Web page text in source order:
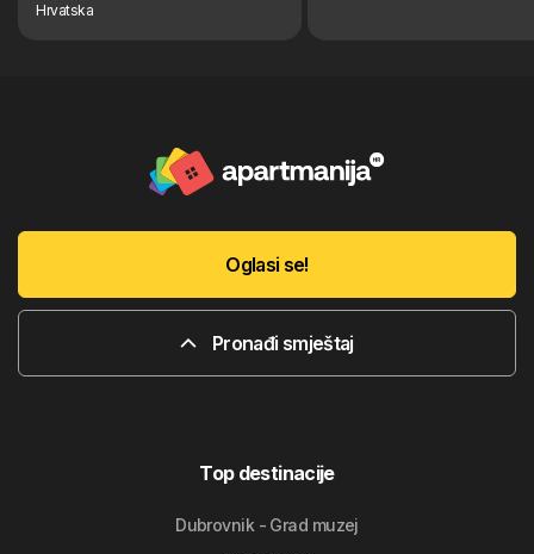
Hrvatska
Oglasi se!
Pronađi smještaj
Top destinacije
Dubrovnik - Grad muzej